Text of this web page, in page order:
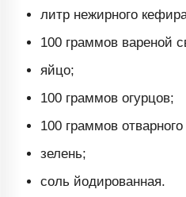
литр нежирного
100 граммов вареной
яйцо;
100 граммов огурцов;
100 граммов
зелень;
соль йодированная.